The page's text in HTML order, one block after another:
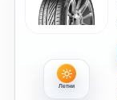
Летни